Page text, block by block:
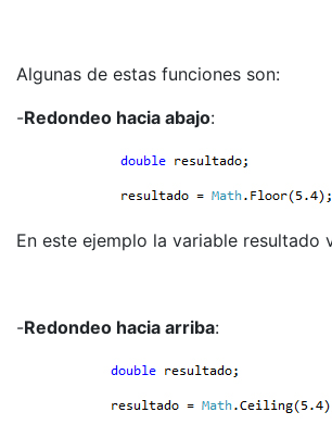
Algunas de estas funciones son:
-Redondeo hacia abajo:
En este ejemplo la variable resultado
-Redondeo hacia arriba: